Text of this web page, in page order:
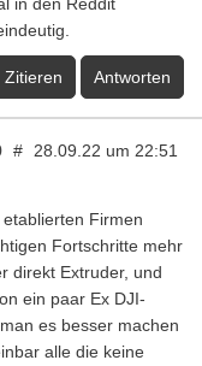
Zitieren Antworten
# 28.09.22 um 22:51
Firmen
Fortschritte mehr
direkt Extruder, und
ein paar Ex DJI-
es besser machen
alle die keine